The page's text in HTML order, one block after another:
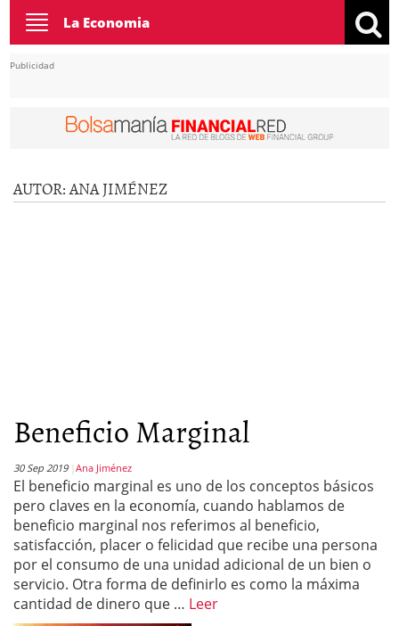
Toggle
navigation
La Economia
Publicidad
AUTOR:ANA JIMÉNEZ
Beneficio Marginal
30 Sep 2019 Ana Jiménez
El beneficio marginal es uno de los conceptos básicos
pero claves en la economía, cuando hablamos de
beneficio marginal nos referimos al beneficio,
satisfacción, placer o felicidad que recibe una persona
por el consumo de una unidad adicional de un bien o
servicio. Otra forma de definirlo es como la máxima
cantidad de dinero que … Leer